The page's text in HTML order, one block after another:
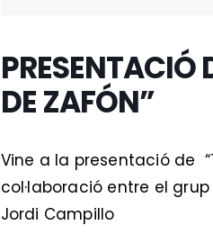
PRESENTACIÓ
DE ZAFÓN”
Vine a la presentació de
col·laboració entre el
Jordi Campillo